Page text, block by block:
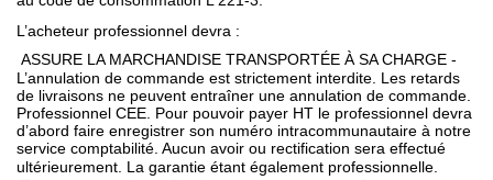
L’acheteur professionnel devra :
ASSURE LA MARCHANDISE TRANSPORTÉE À SA CHARGE -
L’annulation de commande est strictement interdite. Les retards
de livraisons ne peuvent entraîner une annulation de commande.
Professionnel CEE. Pour pouvoir payer HT le professionnel devra
d’abord faire enregistrer son numéro intracommunautaire à notre
service comptabilité. Aucun avoir ou rectification sera effectué
ultérieurement. La garantie étant également professionnelle.